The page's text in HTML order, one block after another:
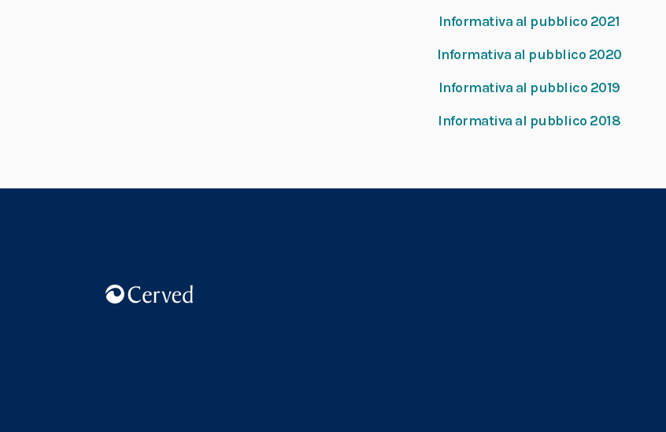
Informativa al pubblico 2021
Informativa al pubblico 2020
Informativa al pubblico 2019
Informativa al pubblico 2018